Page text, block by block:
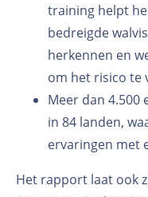
training helpt
bedreigde
herkennen en
om het risico te
Meer dan 4.500
in 84 landen,
ervaringen met
Het rapport laat ook